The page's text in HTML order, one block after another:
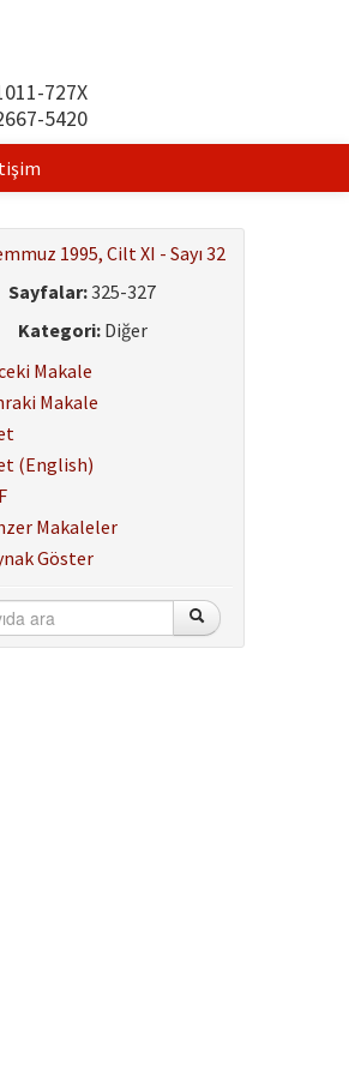
727X
5420
1995, Cilt XI - Sayı 32
Sayfalar:325-327
Kategori:Diğer
Makale
Makale
(English)
Makaleler
Göster